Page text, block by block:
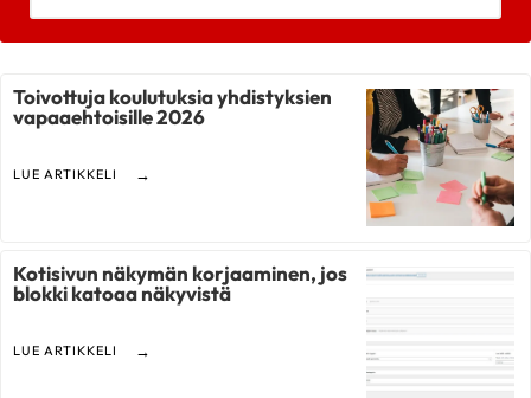
Toivottuja koulutuksia yhdistyksien
vapaaehtoisille 2026
LUE ARTIKKELI
Kotisivun näkymän korjaaminen, jos
blokki katoaa näkyvistä
LUE ARTIKKELI